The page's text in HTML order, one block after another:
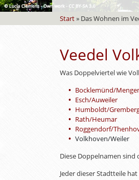
Start» Das Wohnen im
Veedel
Was Doppelviertel wie
Bocklemünd/
Esch/Auweiler
Humboldt/
Rath/Heumar
Roggendorf/
Volkhoven/Weiler
Diese Doppelnamen
Jeder dieser Stadtteile